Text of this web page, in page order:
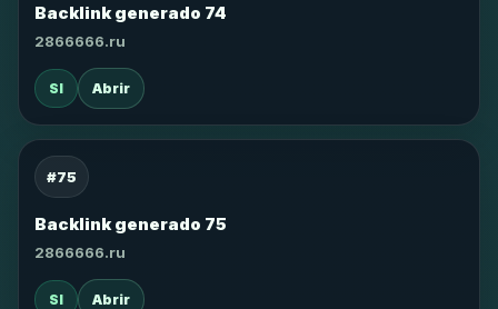
Backlink generado 74
2866666.ru
SI Abrir
#75
Backlink generado 75
2866666.ru
SI Abrir